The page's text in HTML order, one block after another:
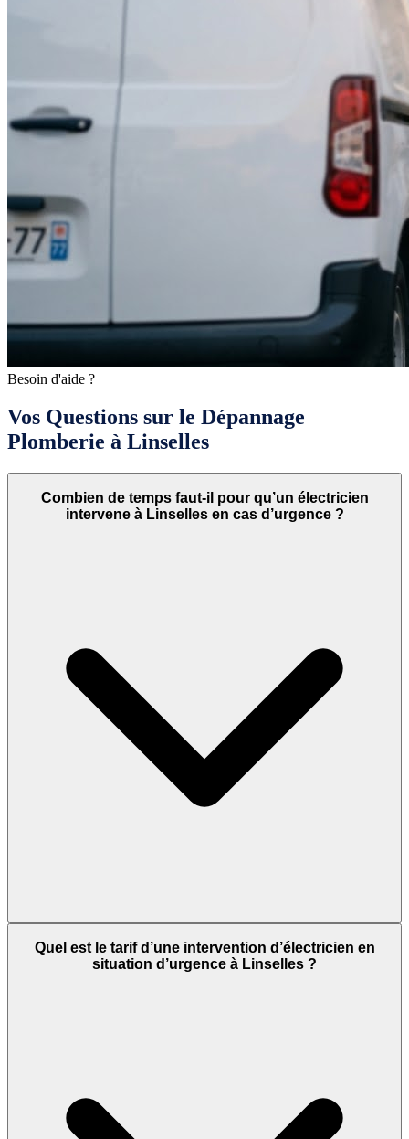
Besoin d'aide ?
Vos Questions sur le Dépannage
Plomberie à Linselles
Combien de temps faut-il pour qu’un électricien
intervene à Linselles en cas d’urgence ?
Quel est le tarif d’une intervention d’électricien en
situation d’urgence à Linselles ?